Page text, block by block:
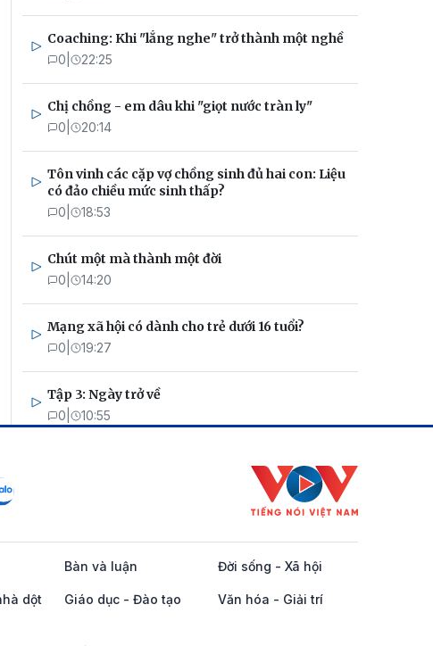
Coaching: Khi "lắng nghe" trở thành một nghề
0 22:25
Chị chồng - em dâu khi "giọt nước tràn ly"
0 20:14
Tôn vinh các cặp vợ chồng sinh đủ hai con: Liệu
có đảo chiều mức sinh thấp?
0 18:53
Chút một mà thành một đời
0 14:20
Mạng xã hội có dành cho trẻ dưới 16 tuổi?
0 19:27
Tập 3: Ngày trở về
0 10:55
Bàn và luận Đời sống - Xã hội
dột
Giáo dục - Đào tạo Văn hóa - Giải trí